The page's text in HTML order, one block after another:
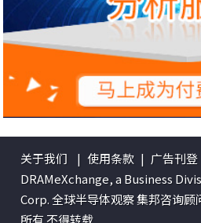
关于我们 | 使用条款 | 广告刊登
DRAMeXchange, a Business
Corp. 全球半导体观察 集邦咨询
所有 不得转载